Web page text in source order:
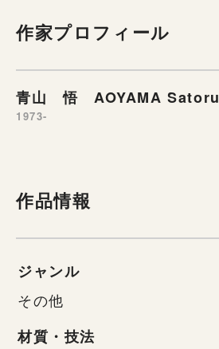
作家プロフィール
青山 悟 AOYAMA Satoru
1973-
作品情報
ジャンル
その他
材質・技法